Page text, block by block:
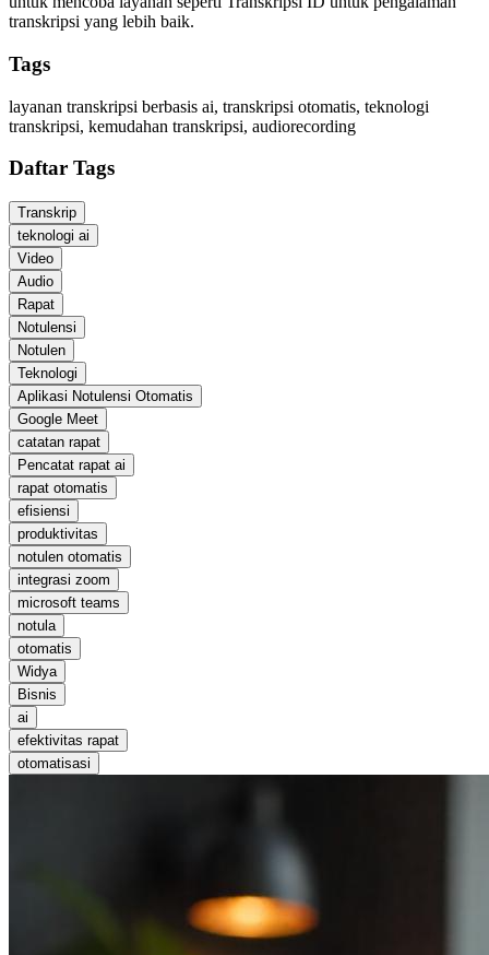
transkripsi yang lebih baik.
Tags
layanan transkripsi berbasis ai, transkripsi otomatis, teknologi
transkripsi, kemudahan transkripsi, audiorecording
Daftar Tags
Transkrip
teknologi ai
Video
Audio
Rapat
Notulensi
Notulen
Teknologi
Aplikasi Notulensi Otomatis
Google Meet
catatan rapat
Pencatat rapat ai
rapat otomatis
efisiensi
produktivitas
notulen otomatis
integrasi zoom
microsoft teams
notula
otomatis
Widya
Bisnis
ai
efektivitas rapat
otomatisasi